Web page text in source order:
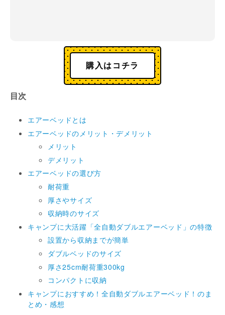
購入はコチラ
目次
エアーベッドとは
エアーベッドのメリット・デメリット
メリット
デメリット
エアーベッドの選び方
耐荷重
厚さやサイズ
収納時のサイズ
キャンプに大活躍「全自動ダブルエアーベッド」の特徴
設置から収納までが簡単
ダブルベッドのサイズ
厚さ25cm耐荷重300kg
コンパクトに収納
キャンプにおすすめ！全自動ダブルエアーベッド！のま
とめ・感想